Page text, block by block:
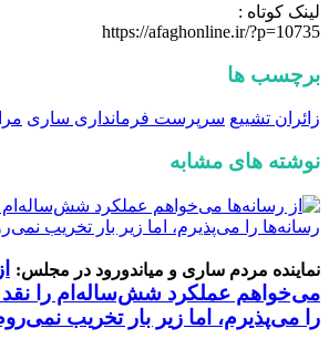
لینک کوتاه :
https://afaghonline.ir/?p=10735
برچسب ها
زائران تشییع سرپرست فرمانداری ساری
نوشته های مشابه
نماینده مردم ساری و میاندورود در مجلس:
می‌خواهم عملکرد شش‌ساله‌ام را نقد
را می‌پذیرم، اما زیر بار تخریب